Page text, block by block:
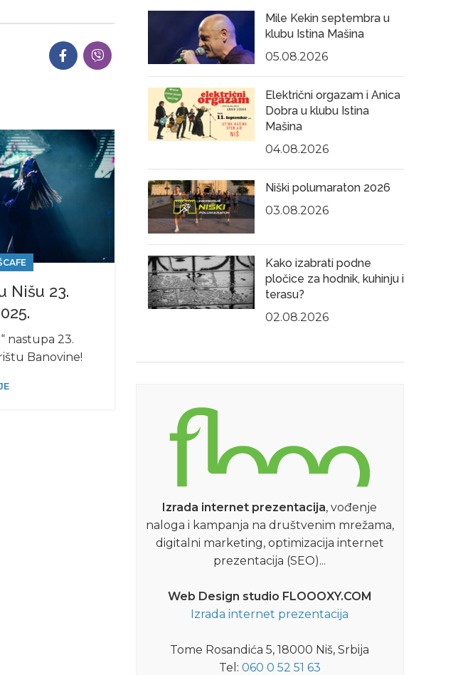
Nišu 23.
nastupa 23.
Banovine!
KONCERTI ,NIŠKE VESTI
Laibach 25. jula u Nišu nakon 7
godina
Mile Kekin septembra u
klubu Istina Mašina
05.08.2026
Električni orgazam i Anica
Dobra u klubu Istina
Mašina
04.08.2026
Niški polumaraton 2026
03.08.2026
Kako izabrati podne
pločice za hodnik, kuhinju i
terasu?
02.08.2026
Izrada internet prezentacija, vođenje
naloga i kampanja na društvenim mrežama,
digitalni marketing, optimizacija internet
prezentacija (SEO)...
Web Design studio FLOOOXY.COM
Izrada internet prezentacija
Tome Rosandića 5, 18000 Niš, Srbija
Tel: 060 0 52 51 63